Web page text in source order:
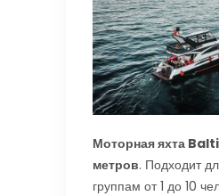
Моторная яхта
метров. Подходит
группам от 1 до 10